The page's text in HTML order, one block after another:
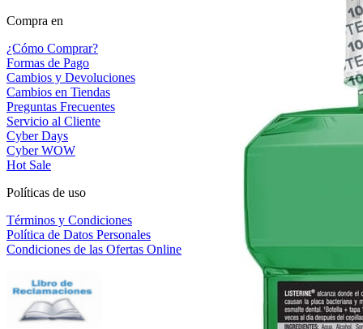
Compra en
¿Cómo Comprar?
Formas de Pago
Cambios y Devoluciones
Cambios en Tiendas
Preguntas Frecuentes
Servicio al Cliente
Cyber Days
Cyber WOW
Hot Sale
Políticas de uso
Términos y Condiciones
Política de Datos Personales
Condiciones de las Ofertas Online